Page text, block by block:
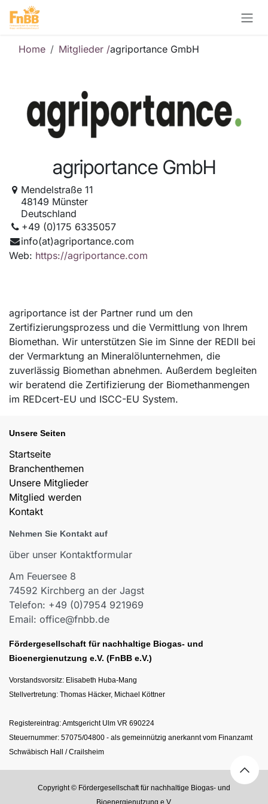
Zum Inhalt springen
Home Mitglieder /agriportance GmbH
agriportance GmbH
Mendelstraße 11
48149 Münster
Deutschland
+49 (0)175 6335057
info(at)agriportance.com
Web: https://agriportance.com
agriportance ist der Partner rund um den
Zertifizierungsprozess und die Vermittlung von Ihrem
Biomethan. Wir unterstützen Sie im Sinne der REDII bei
der Vermarktung an Mineralölunternehmen, die
zuverlässig Biomethan abnehmen. Außerdem begleiten
wir beratend die Zertifizierung der Biomethanmengen
im REDcert-EU und ISCC-EU System.
Unsere Seiten
Startseite
Branchenthemen
Unsere Mitglieder
Mitglied werden
Kontakt
Nehmen Sie Kontakt auf
über unser Kontaktformular
Am Feuersee 8
74592 Kirchberg an der Jagst
Telefon: +49 (0)7954 921969
Email: office@fnbb.de
Fördergesellschaft für nachhaltige Biogas- und
Bioenergienutzung e.V. (FnBB e.V.)
Vorstandsvorsitz: Elisabeth Huba-Mang
Stellvertretung: Thomas Häcker, Michael Köttner
Registereintrag: Amtsgericht Ulm VR 690224
Steuernummer: 57075/04800 - als gemeinnützig anerkannt vom Finanzamt
Schwäbisch Hall / Crailsheim
Copyright © Fördergesellschaft für nachhaltige Biogas- und
Bioenergienutzung e.V.